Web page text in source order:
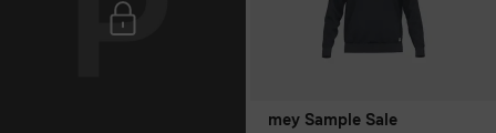
mey Sample Sale